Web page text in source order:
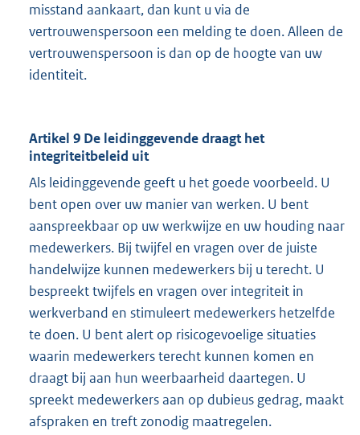
misstand aankaart, dan kunt u via de
vertrouwenspersoon een melding te doen. Alleen de
vertrouwenspersoon is dan op de hoogte van uw
identiteit.
Artikel 9 De leidinggevende draagt het
integriteitbeleid uit
Als leidinggevende geeft u het goede voorbeeld. U
bent open over uw manier van werken. U bent
aanspreekbaar op uw werkwijze en uw houding naar
medewerkers. Bij twijfel en vragen over de juiste
handelwijze kunnen medewerkers bij u terecht. U
bespreekt twijfels en vragen over integriteit in
werkverband en stimuleert medewerkers hetzelfde
te doen. U bent alert op risicogevoelige situaties
waarin medewerkers terecht kunnen komen en
draagt bij aan hun weerbaarheid daartegen. U
spreekt medewerkers aan op dubieus gedrag, maakt
afspraken en treft zonodig maatregelen.